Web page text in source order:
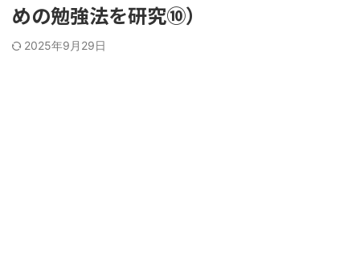
めの勉強法を研究⑩）
2025年9月29日